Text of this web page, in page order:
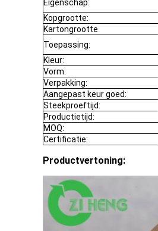
Eigenschap:
Kopgrootte:
Kartongrootte
Toepassing:
Kleur:
Vorm:
Verpakking:
Aangepast keur goed:
Steekproeftijd:
Productietijd:
MOQ:
Certificatie:
Productvertoning: